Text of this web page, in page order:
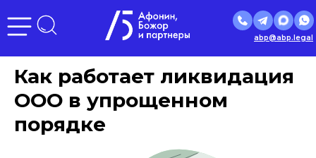
abp@abp.legal
Как работает ликвидация
ООО в упрощенном
порядке